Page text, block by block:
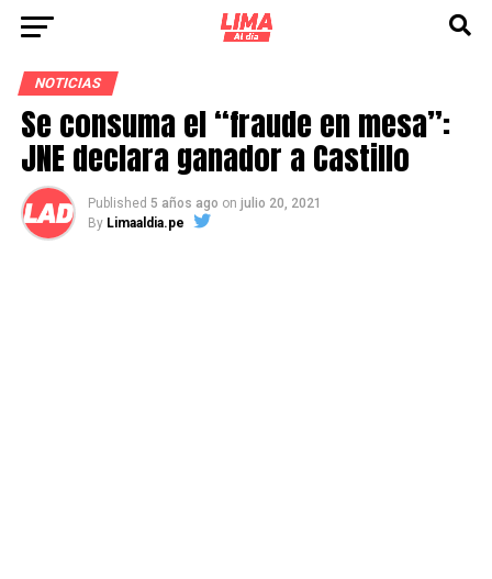
NOTICIAS
Se consuma el “fraude en mesa”:
JNE declara ganador a Castillo
Published 5 años ago on julio 20, 2021
By Limaaldia.pe